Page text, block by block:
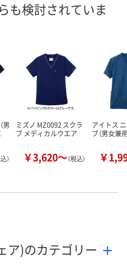
カゴへ カ
も検討されていま
男
）
ミズノ MZ0092 スクラ
ブ メディカルウエア
￥3,620～（税込）
アイトス
ブ（男女兼
￥
ア)のカテゴリー